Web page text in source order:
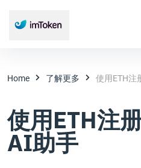
Home 了解更多 使用ETH注
使用ETH注
AI助手